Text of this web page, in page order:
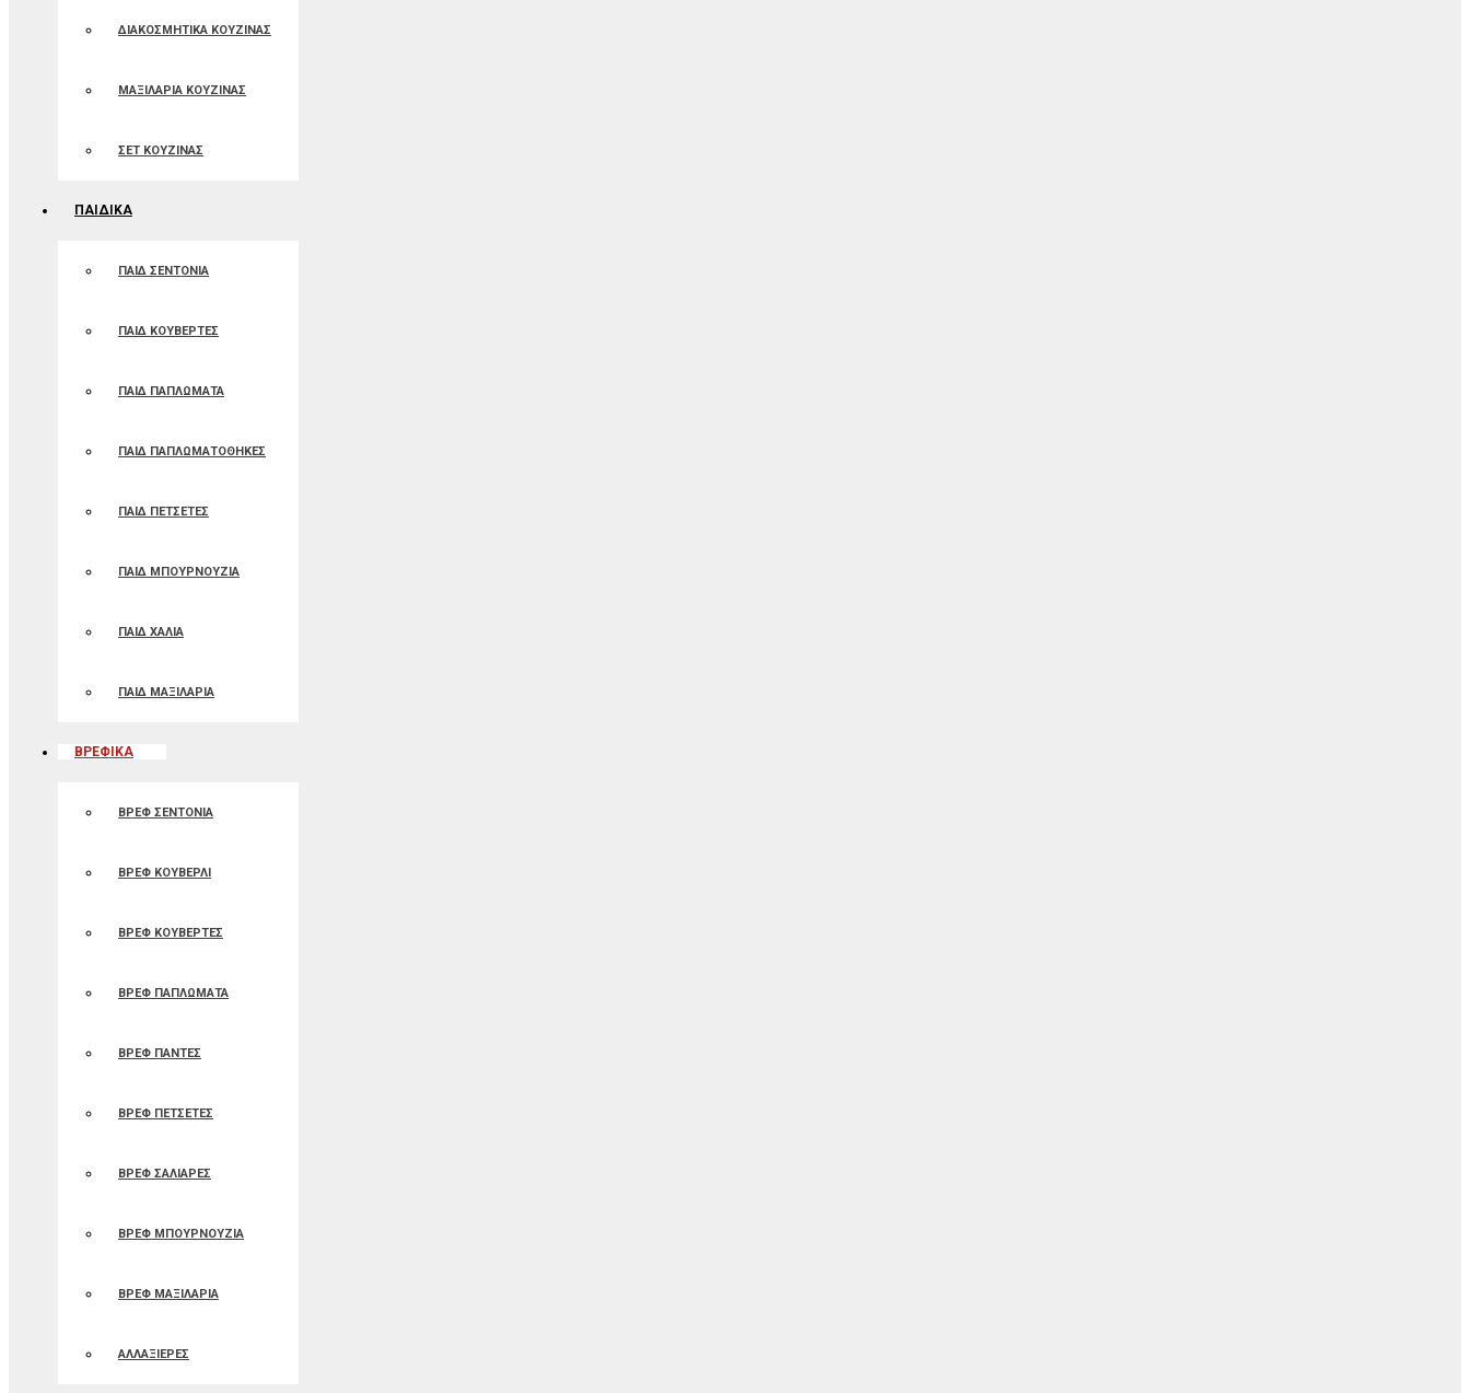
ΔΙΑΚΟΣΜΗΤΙΚΑ ΚΟΥΖΙΝΑΣ
ΜΑΞΙΛΑΡΙΑ ΚΟΥΖΙΝΑΣ
ΣΕΤ ΚΟΥΖΙΝΑΣ
ΠΑΙΔΙΚΑ
ΠΑΙΔ ΣΕΝΤΟΝΙΑ
ΠΑΙΔ ΚΟΥΒΕΡΤΕΣ
ΠΑΙΔ ΠΑΠΛΩΜΑΤΑ
ΠΑΙΔ ΠΑΠΛΩΜΑΤΟΘΗΚΕΣ
ΠΑΙΔ ΠΕΤΣΕΤΕΣ
ΠΑΙΔ ΜΠΟΥΡΝΟΥΖΙΑ
ΠΑΙΔ ΧΑΛΙΑ
ΠΑΙΔ ΜΑΞΙΛΑΡΙΑ
ΒΡΕΦΙΚΑ
ΒΡΕΦ ΣΕΝΤΟΝΙΑ
ΒΡΕΦ ΚΟΥΒΕΡΛΙ
ΒΡΕΦ ΚΟΥΒΕΡΤΕΣ
ΒΡΕΦ ΠΑΠΛΩΜΑΤΑ
ΒΡΕΦ ΠΑΝΤΕΣ
ΒΡΕΦ ΠΕΤΣΕΤΕΣ
ΒΡΕΦ ΣΑΛΙΑΡΕΣ
ΒΡΕΦ ΜΠΟΥΡΝΟΥΖΙΑ
ΒΡΕΦ ΜΑΞΙΛΑΡΙΑ
ΑΛΛΑΞΙΕΡΕΣ